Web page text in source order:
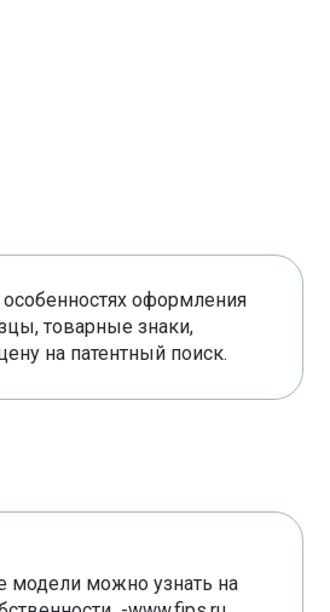
оформления
товарные знаки,
на патентный поиск.
модели можно узнать на